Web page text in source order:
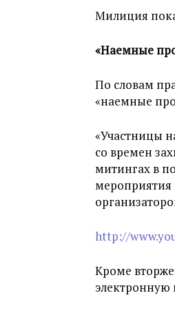
Милиция
«Наемные
По словам
«наемные
«Участницы
со времен
митингах в
мероприятия
http://
Кроме
электронную